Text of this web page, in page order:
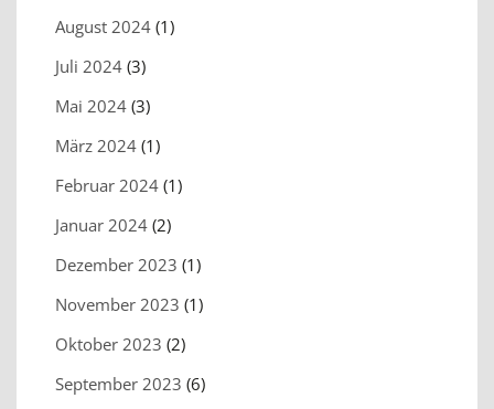
August 2024 (1)
Juli 2024 (3)
Mai 2024 (3)
März 2024 (1)
Februar 2024 (1)
Januar 2024 (2)
Dezember 2023 (1)
November 2023 (1)
Oktober 2023 (2)
September 2023 (6)